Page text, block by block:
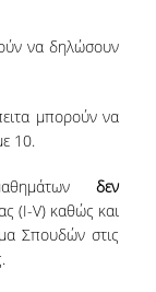
να δηλώσουν
μπορούν να
10.
δεν
(I-V) καθώς και
Σπουδών στις